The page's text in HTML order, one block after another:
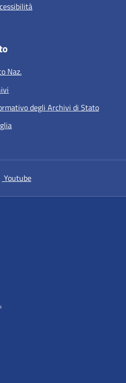
Naz.
degli Archivi di Stato
una nuova scheda
Youtubesi apre in una nuova scheda